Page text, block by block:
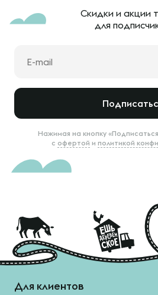
Скидки и акции
для
Нажимая на кнопку
с офертой и политикой
Для клиентов